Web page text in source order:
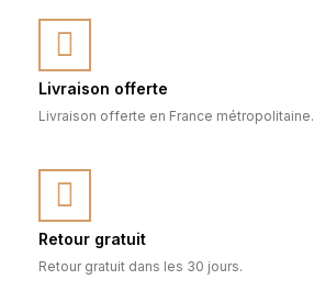
Livraison offerte
Livraison offerte en France métropolitaine.
Retour gratuit
Retour gratuit dans les 30 jours.